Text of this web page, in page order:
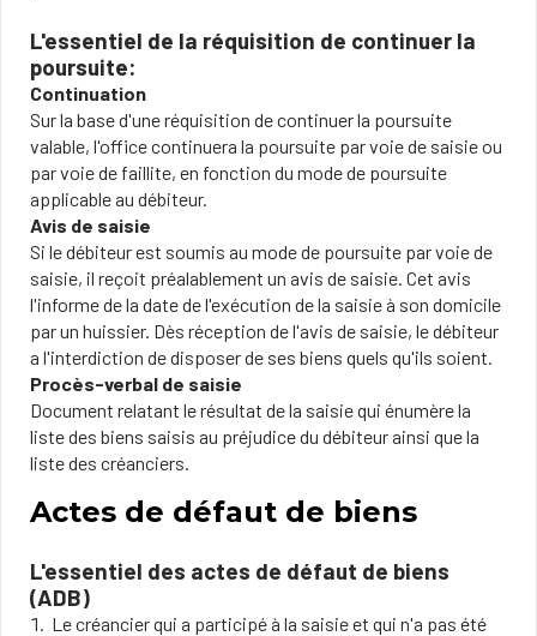
L'essentiel de la réquisition de continuer la
poursuite:
Continuation
Sur la base d'une réquisition de continuer la poursuite
valable, l'office continuera la poursuite par voie de saisie ou
par voie de faillite, en fonction du mode de poursuite
applicable au débiteur.
Avis de saisie
Si le débiteur est soumis au mode de poursuite par voie de
saisie, il reçoit préalablement un avis de saisie. Cet avis
l'informe de la date de l'exécution de la saisie à son domicile
par un huissier. Dès réception de l'avis de saisie, le débiteur
a l'interdiction de disposer de ses biens quels qu'ils soient.
Procès-verbal de saisie
Document relatant le résultat de la saisie qui énumère la
liste des biens saisis au préjudice du débiteur ainsi que la
liste des créanciers.
Actes de défaut de biens
L'essentiel des actes de défaut de biens
(ADB)
Le créancier qui a participé à la saisie et qui n'a pas été